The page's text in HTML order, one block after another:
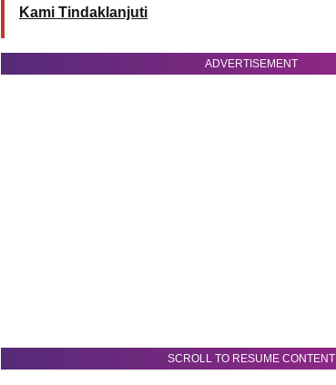
Kami Tindaklanjuti
ADVERTISEMENT
SCROLL TO RESUME CONTENT